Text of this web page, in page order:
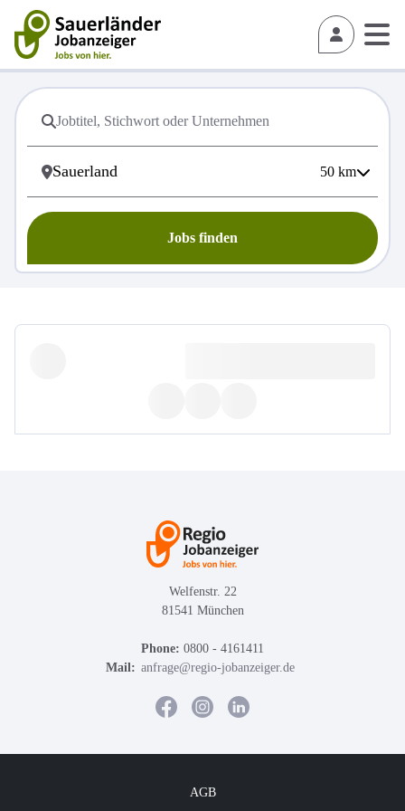
50 km
Jobs finden
Welfenstr. 22
81541 München
Phone: 0800 - 4161411
Mail: anfrage@regio-jobanzeiger.de
AGB